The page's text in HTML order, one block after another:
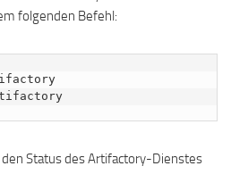
folgenden Befehl:
Status des Artifactory-Dienstes